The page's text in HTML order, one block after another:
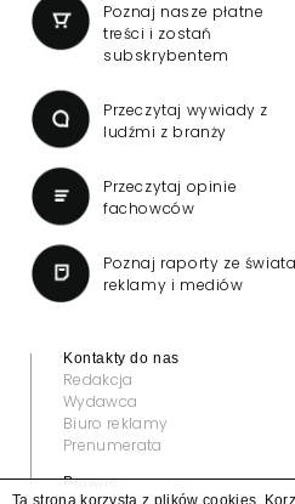
Poznaj nasze płatne
treści i zostań
subskrybentem
Przeczytaj wywiady z
ludźmi z branży
Przeczytaj opinie
fachowców
Poznaj raporty ze świata
reklamy i mediów
Kontakty do nas
Redakcja
Wydawca
Biuro reklamy
Prenumerata
Prawne:
Ta strona korzysta z plików cookies.